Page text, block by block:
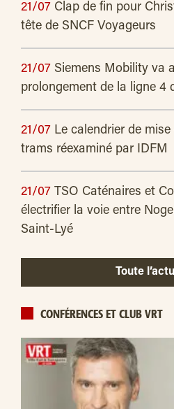
21/07 Clap de fin pour
tête de SNCF Voyageurs
21/07 Siemens Mobility va
prolongement de la ligne 4
21/07 Le calendrier de
trams réexaminé par IDFM
21/07 TSO Caténaires et
électrifier la voie entre
Saint-Lyé
Toute
CONFÉRENCES ET CLUB VRT